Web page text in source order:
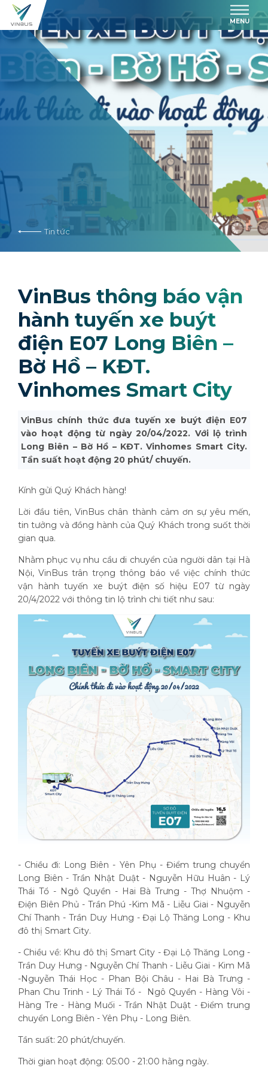
MENU
Tin tức
VinBus thông báo vận
hành tuyến xe buýt
điện E07 Long Biên –
Bờ Hồ – KĐT.
Vinhomes Smart City
VinBus chính thức đưa tuyến xe buýt điện E07
vào hoạt động từ ngày 20/04/2022. Với lộ trình
Long Biên – Bờ Hồ – KĐT. Vinhomes Smart City.
Tần suất hoạt động 20 phút/ chuyến.
Kính gửi Quý Khách hàng!
Lời đầu tiên, VinBus chân thành cảm ơn sự yêu mến,
tin tưởng và đồng hành của Quý Khách trong suốt thời
gian qua.
Nhằm phục vụ nhu cầu di chuyển của người dân tại Hà
Nội, VinBus trân trọng thông báo về việc chính thức
vận hành tuyến xe buýt điện số hiệu E07 từ ngày
20/4/2022 với thông tin lộ trình chi tiết như sau:
- Chiều đi: Long Biên - Yên Phụ - Điểm trung chuyển
Long Biên - Trần Nhật Duật - Nguyễn Hữu Huân - Lý
Thái Tổ - Ngô Quyền - Hai Bà Trưng - Thợ Nhuộm -
Điện Biên Phủ - Trần Phú -Kim Mã - Liễu Giai - Nguyễn
Chí Thanh - Trần Duy Hưng - Đại Lộ Thăng Long - Khu
đô thị Smart City.
- Chiều về: Khu đô thị Smart City - Đại Lộ Thăng Long -
Trần Duy Hưng - Nguyễn Chí Thanh - Liễu Giai - Kim Mã
-Nguyễn Thái Học - Phan Bội Châu - Hai Bà Trưng -
Phan Chu Trinh - Lý Thái Tổ - Ngô Quyền - Hàng Vôi -
Hàng Tre - Hàng Muối - Trần Nhật Duật - Điểm trung
chuyển Long Biên - Yên Phụ - Long Biên.
Tần suất: 20 phút/chuyến.
Thời gian hoạt động: 05:00 - 21:00 hằng ngày.